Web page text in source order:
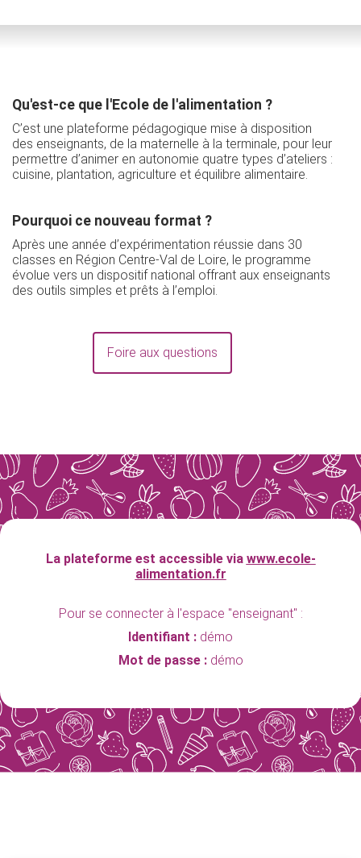
Qu'est-ce que l'Ecole de l'alimentation ?
C’est une plateforme pédagogique mise à disposition
des enseignants, de la maternelle à la terminale, pour leur
permettre d’animer en autonomie quatre types d’ateliers :
cuisine, plantation, agriculture et équilibre alimentaire.
Pourquoi ce nouveau format ?
Après une année d’expérimentation réussie dans 30
classes en Région Centre-Val de Loire, le programme
évolue vers un dispositif national offrant aux enseignants
des outils simples et prêts à l’emploi.
Foire aux questions
La plateforme est accessible via www.ecole-
alimentation.fr
Pour se connecter à l'espace "enseignant" :
Identifiant : démo
Mot de passe :démo